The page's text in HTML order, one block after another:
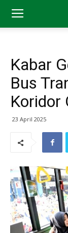
Kabar
Bus
Koridor
23 April 2025